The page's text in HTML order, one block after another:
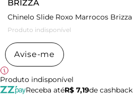
BRIZZA
Chinelo Slide Roxo Marrocos Brizza
Produto indisponível
Avise-me
Produto indisponível
Receba atéR$ 7,19de cashback